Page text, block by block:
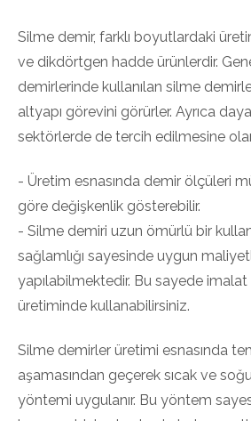
Silme demir, farklı boyutlardaki
ve dikdörtgen hadde ürünlerdir.
demirlerinde kullanılan silme
altyapı görevini görürler. Ayrıca
sektörlerde de tercih edilmesine
- Üretim esnasında demir ölçüleri
göre değişkenlik gösterebilir.
- Silme demiri uzun ömürlü bir
sağlamlığı sayesinde uygun
yapılabilmektedir. Bu sayede
üretiminde kullanabilirsiniz.
Silme demirler üretimi esnasında
aşamasından geçerek sıcak ve
yöntemi uygulanır. Bu yöntem